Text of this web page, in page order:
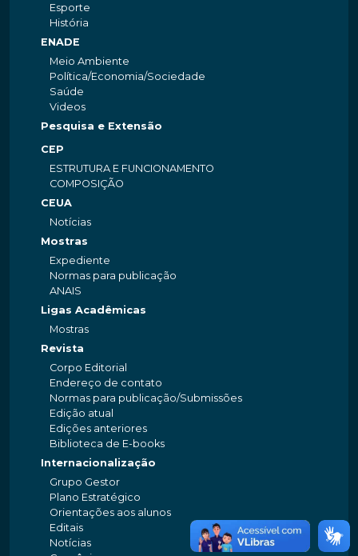
Esporte
História
ENADE
Meio Ambiente
Política/Economia/Sociedade
Saúde
Videos
Pesquisa e Extensão
CEP
ESTRUTURA E FUNCIONAMENTO
COMPOSIÇÃO
CEUA
Notícias
Mostras
Expediente
Normas para publicação
ANAIS
Ligas Acadêmicas
Mostras
Revista
Corpo Editorial
Endereço de contato
Normas para publicação/Submissões
Edição atual
Edições anteriores
Biblioteca de E-books
Internacionalização
Grupo Gestor
Plano Estratégico
Orientações aos alunos
Editais
Notícias